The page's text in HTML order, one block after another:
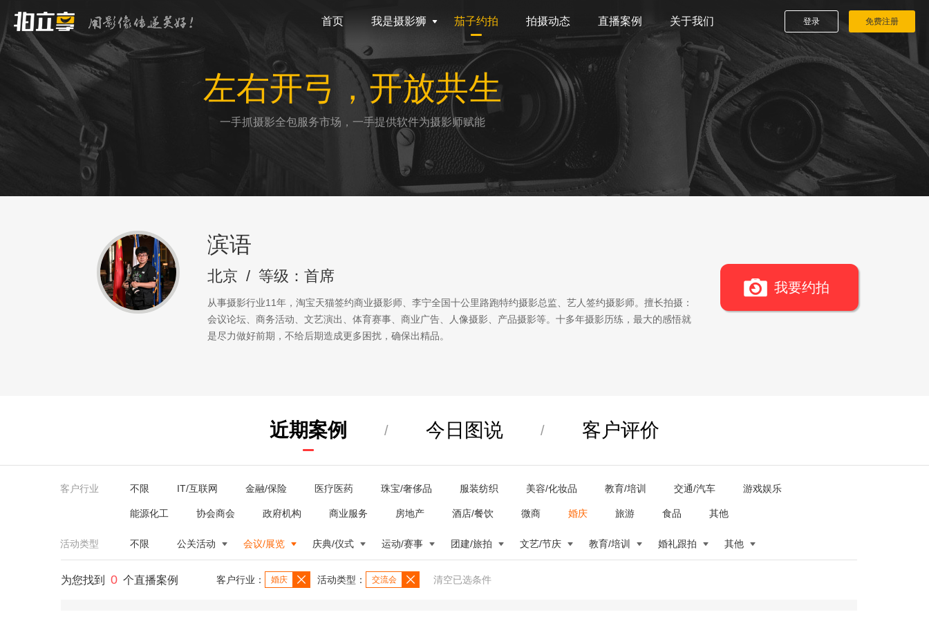
首页 我是摄影狮 茄子约拍 拍摄动态 直播案例 关于我们 登录 免费注册
左右开弓，开放共生
一手抓摄影全包服务市场，一手提供软件为摄影师赋能
滨语
北京 / 等级：首席
从事摄影行业11年，淘宝天猫签约商业摄影师、李宁全国十公里路跑特约摄影总监、艺人签约摄影师。擅长拍摄：
会议论坛、商务活动、文艺演出、体育赛事、商业广告、人像摄影、产品摄影等。十多年摄影历练，最大的感悟就
是尽力做好前期，不给后期造成更多困扰，确保出精品。
我要约拍
近期案例 / 今日图说 / 客户评价
客户行业 不限 IT/互联网 金融/保险 医疗医药 珠宝/奢侈品 服装纺织 美容/化妆品 教育/培训 交通/汽车 游戏娱乐
能源化工 协会商会 政府机构 商业服务 房地产 酒店/餐饮 微商 婚庆 旅游 食品 其他
活动类型 不限 公关活动 会议/展览 庆典/仪式 运动/赛事 团建/旅拍 文艺/节庆 教育/培训 婚礼跟拍 其他
为您找到 0 个直播案例 客户行业： 婚庆 活动类型： 交流会 清空已选条件